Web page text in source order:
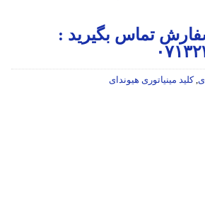
تماس بگیرید :
,کلید مینیاتوری هیوندای